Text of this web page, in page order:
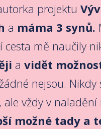
projektu
a máma 3 synů.
cesta mě naučily
a vidět
nejsou. Nikdy
ale vždy v
možné tady a